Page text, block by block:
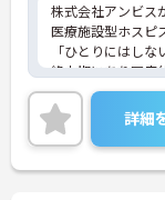
株式会社アンビス
医療施設型ホスピ
「ひとりにはし
終末期にあり医療
医療を支える社会
す。現場には看護
時の対応や医療行
者研修や実務者研
の生活を支えるケ
詳細